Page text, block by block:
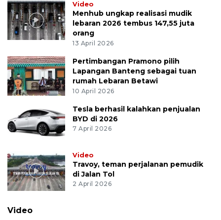
Video
Menhub ungkap realisasi mudik
lebaran 2026 tembus 147,55 juta
orang
13 April 2026
Pertimbangan Pramono pilih
Lapangan Banteng sebagai tuan
rumah Lebaran Betawi
10 April 2026
Tesla berhasil kalahkan penjualan
BYD di 2026
7 April 2026
Video
Travoy, teman perjalanan pemudik
di Jalan Tol
2 April 2026
Video